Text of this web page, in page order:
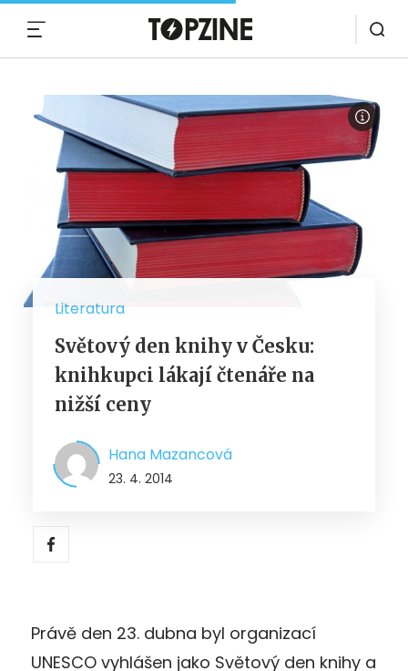
Literatura
Světový den knihy v Česku:
knihkupci lákají čtenáře na
nižší ceny
Hana Mazancová
23. 4. 2014
Právě den 23. dubna byl organizací
UNESCO vyhlášen jako Světový den knihy a